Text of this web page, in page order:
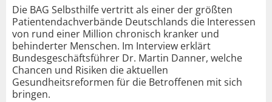
Die BAG Selbsthilfe vertritt als einer der größten
Patientendachverbände Deutschlands die Interessen
von rund einer Million chronisch kranker und
behinderter Menschen. Im Interview erklärt
Bundesgeschäftsführer Dr. Martin Danner, welche
Chancen und Risiken die aktuellen
Gesundheitsreformen für die Betroffenen mit sich
bringen.